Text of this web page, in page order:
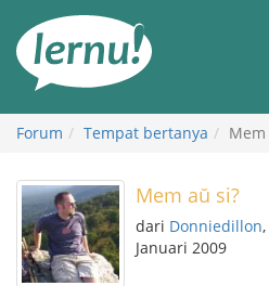
daftar
Forum Tempat bertanya Mem
Mem aŭ si?
dari Donniedillon,
Januari 2009